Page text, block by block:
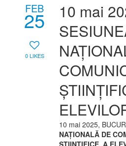
FEB
25
0LIKES
10 mai
10 mai 2025,
NAȚIONALĂ DE